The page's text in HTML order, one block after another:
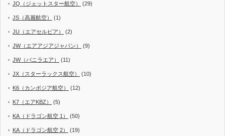
JQ（ジェットスター航空） (29)
JS（高麗航空） (1)
JU（エアセルビア） (2)
JW（エアアジアジャパン） (9)
JW（バニラエア） (11)
JX（スターラックス航空） (10)
K6（カンボジア航空） (12)
K7（エアKBZ） (5)
KA（ドラゴン航空 1） (50)
KA（ドラゴン航空 2） (19)